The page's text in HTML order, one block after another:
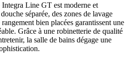
Line GT est moderne et
séparée, des zones de lavage
bien placées garantissent une
Grâce à une robinetterie de qualité
la salle de bains dégage une